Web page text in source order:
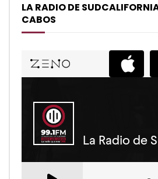
LA RADIO DE
CABOS